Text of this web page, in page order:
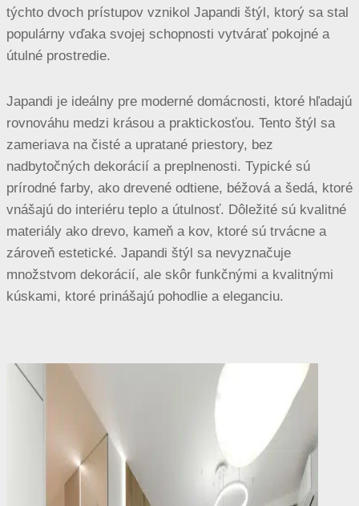
týchto dvoch prístupov vznikol Japandi štýl, ktorý sa stal
populárny vďaka svojej schopnosti vytvárať pokojné a
útulné prostredie.
Japandi je ideálny pre moderné domácnosti, ktoré hľadajú
rovnováhu medzi krásou a praktickosťou. Tento štýl sa
zameriava na čisté a upratané priestory, bez
nadbytočných dekorácií a preplnenosti. Typické sú
prírodné farby, ako drevené odtiene, béžová a šedá, ktoré
vnášajú do interiéru teplo a útulnosť. Dôležité sú kvalitné
materiály ako drevo, kameň a kov, ktoré sú trvácne a
zároveň estetické. Japandi štýl sa nevyznačuje
množstvom dekorácií, ale skôr funkčnými a kvalitnými
kúskami, ktoré prinášajú pohodlie a eleganciu.